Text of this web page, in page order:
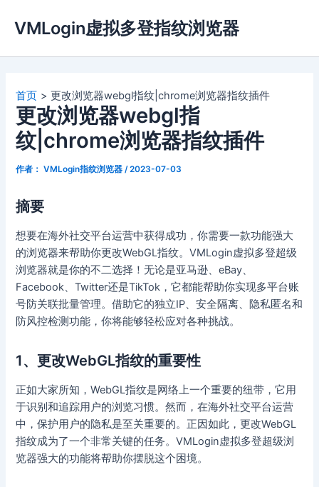
容
VMLogin虚拟多登指纹浏览器
首页 更改浏览器webgl指纹|chrome浏览器指纹插件
更改浏览器webgl指
纹|chrome浏览器指纹插件
作者： VMLogin指纹浏览器 /2023-07-03
摘要
想要在海外社交平台运营中获得成功，你需要一款功能强大
的浏览器来帮助你更改WebGL指纹。VMLogin虚拟多登超级
浏览器就是你的不二选择！无论是亚马逊、eBay、
Facebook、Twitter还是TikTok，它都能帮助你实现多平台账
号防关联批量管理。借助它的独立IP、安全隔离、隐私匿名和
防风控检测功能，你将能够轻松应对各种挑战。
1、更改WebGL指纹的重要性
正如大家所知，WebGL指纹是网络上一个重要的纽带，它用
于识别和追踪用户的浏览习惯。然而，在海外社交平台运营
中，保护用户的隐私是至关重要的。正因如此，更改WebGL
指纹成为了一个非常关键的任务。VMLogin虚拟多登超级浏
览器强大的功能将帮助你摆脱这个困境。